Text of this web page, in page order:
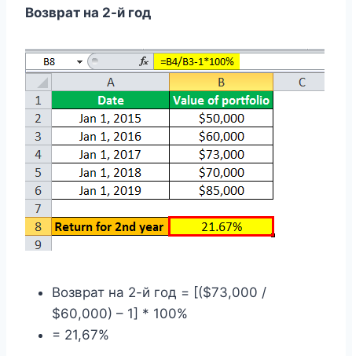
Возврат на 2-й год
Возврат на 2-й год = [($73,000 /
$60,000) – 1] * 100%
= 21,67%